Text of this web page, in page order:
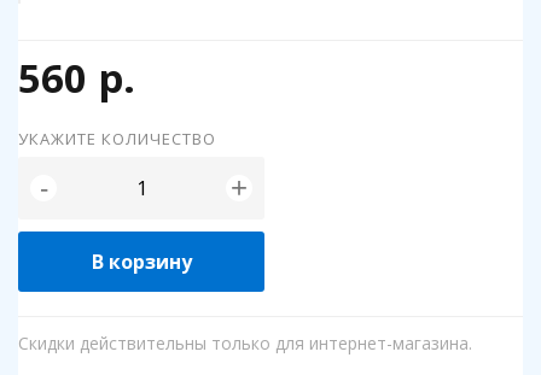
560 р.
УКАЖИТЕ КОЛИЧЕСТВО
- +
В корзину
Скидки действительны только для интернет-магазина.